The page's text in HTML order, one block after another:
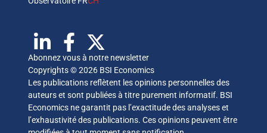
Abonnez vous à notre newsletter
Copyrights © 2026 BSI Economics
Les publications reflètent les opinions personnelles des
auteurs et sont publiées à titre purement informatif. BSI
Economics ne garantit pas l’exactitude des analyses et
l’exhaustivité des publications. Ces opinions peuvent être